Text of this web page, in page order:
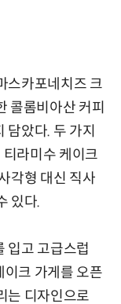
스카포네치즈 크
콜롬비아산 커피
담았다. 두 가지
라미수 케이크
각형 대신 직사
있다.
입고 고급스럽
크 가게를 오픈
는 디자인으로